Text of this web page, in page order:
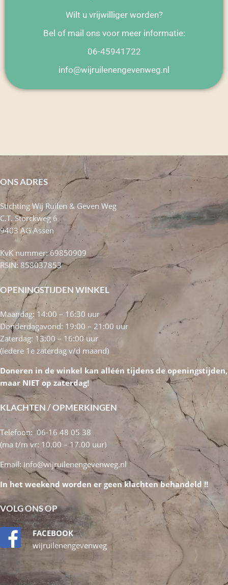
Wilt u vrijwilliger worden?
Bel of mail ons voor meer informatie:
06-45941722
info@wijruilenengevenweg.nl
ONS ADRES
Stichting Wij Ruilen & Geven Weg
C.T. Storckweg 6
9403 AG Assen
KvK nummer: 69850909
RSIN: 858037853
OPENINGSTIJDEN WINKEL
Maandag: 14:00 – 16:30 uur
Donderdagavond: 19:00 – 21:00 uur
Zaterdag: 13:00 – 16:00 uur
(iedere 1e zaterdag v/d maand)
Doneren in de winkel kan alléén tijdens de openingstijden,
maar NIET op zaterdag!
KLACHTEN / OPMERKINGEN
Telefoon: 06-16 48 05 38
(ma t/m vr: 10.00 – 17.00 uur)
Email: info@wijruilenengevenweg.nl
In het weekend worden er geen klachten behandeld !!
VOLG ONS OP
FACEBOOK
wijruilenengevenweg